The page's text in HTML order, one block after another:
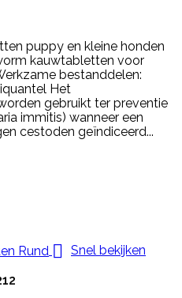
puppy en kleine honden
kauwtabletten voor
bestanddelen:
Het
gebruikt ter preventie
immitis) wanneer een
cestoden geïndiceerd...
 Snel bekijken